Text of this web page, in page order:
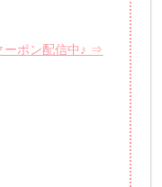
ーポン配信中♪ ⇒